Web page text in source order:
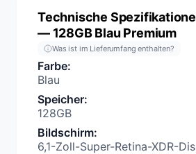
Technische
— 128GB Blau Premium
Was ist im Lieferumfang enthalten?
Farbe:
Blau
Speicher:
128GB
Bildschirm:
6,1-Zoll-Super-Retina-XDR-